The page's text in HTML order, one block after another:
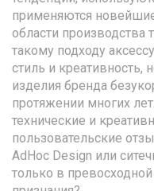
применяются
области производства
такому подходу
стиль и креативность,
изделия бренда
протяжении многих
технические и
пользовательские
AdHoc Design или
только в